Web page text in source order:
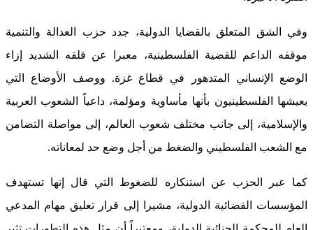
وفي الشق المتعلق بالقضايا الدولية، جدد حزب العدالة والتنمية
موقفه الداعم للقضية الفلسطينية، معبرا عن قلقه الشديد إزاء
الوضع الإنساني المتدهور في قطاع غزة. ووصف الأوضاع التي
يعيشها الفلسطينيون بأنها مأساوية ومؤلمة، داعياً الشعوب العربية
والإسلامية، إلى جانب مختلف شعوب العالم، إلى مواصلة التضامن
مع الشعب الفلسطيني والضغط من أجل وضع حد لمعاناته.
كما عبر الحزب عن استنكاره للضغوط التي قال إنها تستهدف
المؤسسات القضائية الدولية، مشيرا إلى قرار تعليق مهام المدعي